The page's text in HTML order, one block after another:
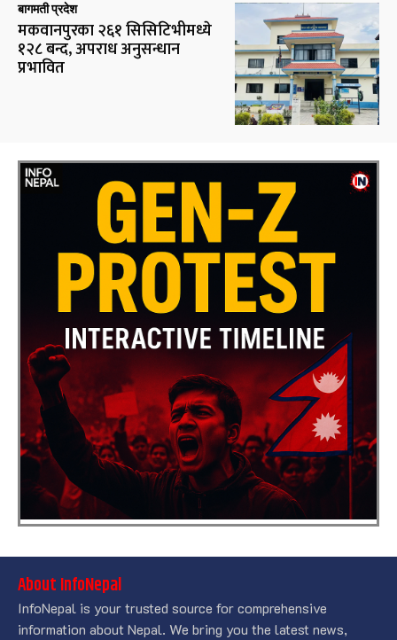
बागमती प्रदेश
मकवानपुरका २६१ सिसिटिभीमध्ये
१२८ बन्द, अपराध अनुसन्धान
प्रभावित
About InfoNepal
InfoNepal is your trusted source for comprehensive
information about Nepal. We bring you the latest news,